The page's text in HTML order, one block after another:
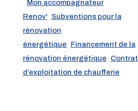
Mon accompagnateur
Renov' Subventions pour la
rénovation
énergétique Financement de la
rénovation énergétique Contrat
d’exploitation de chaufferie